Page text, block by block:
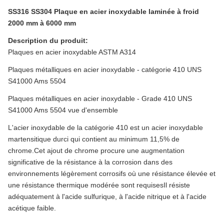
SS316 SS304 Plaque en acier inoxydable laminée à froid
2000 mm à 6000 mm
Description du produit:
Plaques en acier inoxydable ASTM A314
Plaques métalliques en acier inoxydable - catégorie 410 UNS
S41000 Ams 5504
Plaques métalliques en acier inoxydable - Grade 410 UNS
S41000 Ams 5504 vue d'ensemble
L'acier inoxydable de la catégorie 410 est un acier inoxydable
martensitique durci qui contient au minimum 11,5% de
chrome.Cet ajout de chrome procure une augmentation
significative de la résistance à la corrosion dans des
environnements légèrement corrosifs où une résistance élevée et
une résistance thermique modérée sont requisesIl résiste
adéquatement à l'acide sulfurique, à l'acide nitrique et à l'acide
acétique faible.